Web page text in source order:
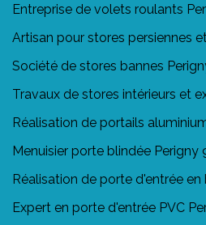
Entreprise de volets roulants
Artisan pour stores persiennes
Société de stores bannes
Travaux de stores intérieurs et
Réalisation de portails
Menuisier porte blindée Perigny
Réalisation de porte d'entrée
Expert en porte d'entrée PVC